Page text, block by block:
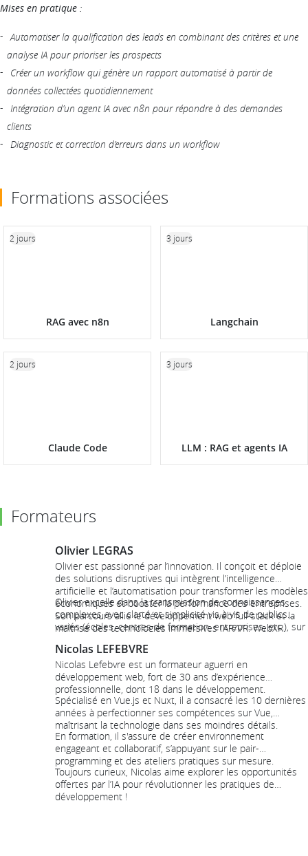
Mises en pratique :
Automatiser la qualification des leads en combinant des critères et une
analyse IA pour prioriser les prospects
Créer un workflow qui génère un rapport automatisé à partir de
données collectées quotidiennement
Intégration d’un agent IA avec n8n pour répondre à des demandes
clients
Diagnostic et correction d’erreurs dans un workflow
Formations associées
RAG avec n8n
2 jours
Langchain
3 jours
Claude Code
2 jours
LLM : RAG et agents IA
3 jours
Formateurs
Olivier LEGRAS
Olivier est passionné par l’innovation. Il conçoit et déploie
des solutions disruptives qui intègrent l’intelligence
artificielle et l’automatisation pour transformer les modèles
économiques et booster la performance des entreprises.
Son parcours allie le développement web full-stack et la
maîtrise des technologies immersives (AR/VR, WebXR,
maîtrisant des outils comme n8n et Open Webui pour
concevoir des solutions pratiques (RAG, chatbots,
automatisation, agent IA).
Olivier excelle dans la transmission de connaissances
complexes avec clarté et simplicité vis à vis de publics
variés (écoles, centres de formation, entreprises, etc.), sur
Grâce à une veille technologique intensive , il reste à la
pointe de l’innovation afin de vous proposer des
formations à l'état de l'art !
Nicolas LEFEBVRE
Nicolas Lefebvre est un formateur aguerri en
développement web, fort de 30 ans d’expérience
professionnelle, dont 18 dans le développement.
Spécialisé en Vue.js et Nuxt, il a consacré les 10 dernières
années à perfectionner ses compétences sur Vue,
maîtrisant la technologie dans ses moindres détails.
En formation, il s'assure de créer environnement
engageant et collaboratif, s’appuyant sur le pair-
programming et des ateliers pratiques sur mesure.
Toujours curieux, Nicolas aime explorer les opportunités
offertes par l’IA pour révolutionner les pratiques de
développement !